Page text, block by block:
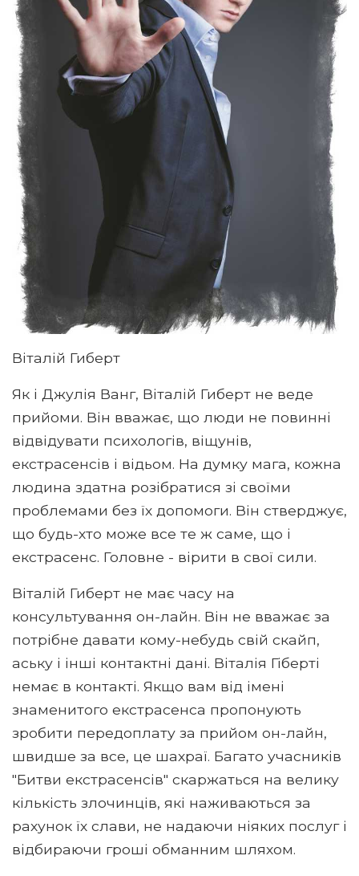
Віталій Гиберт
Як і Джулія Ванг, Віталій Гиберт не веде
прийоми. Він вважає, що люди не повинні
відвідувати психологів, віщунів,
екстрасенсів і відьом. На думку мага, кожна
людина здатна розібратися зі своїми
проблемами без їх допомоги. Він стверджує,
що будь-хто може все те ж саме, що і
екстрасенс. Головне - вірити в свої сили.
Віталій Гиберт не має часу на
консультування он-лайн. Він не вважає за
потрібне давати кому-небудь свій скайп,
аську і інші контактні дані. Віталія Гіберті
немає в контакті. Якщо вам від імені
знаменитого екстрасенса пропонують
зробити передоплату за прийом он-лайн,
швидше за все, це шахраї. Багато учасників
"Битви екстрасенсів" скаржаться на велику
кількість злочинців, які наживаються за
рахунок їх слави, не надаючи ніяких послуг і
відбираючи гроші обманним шляхом.